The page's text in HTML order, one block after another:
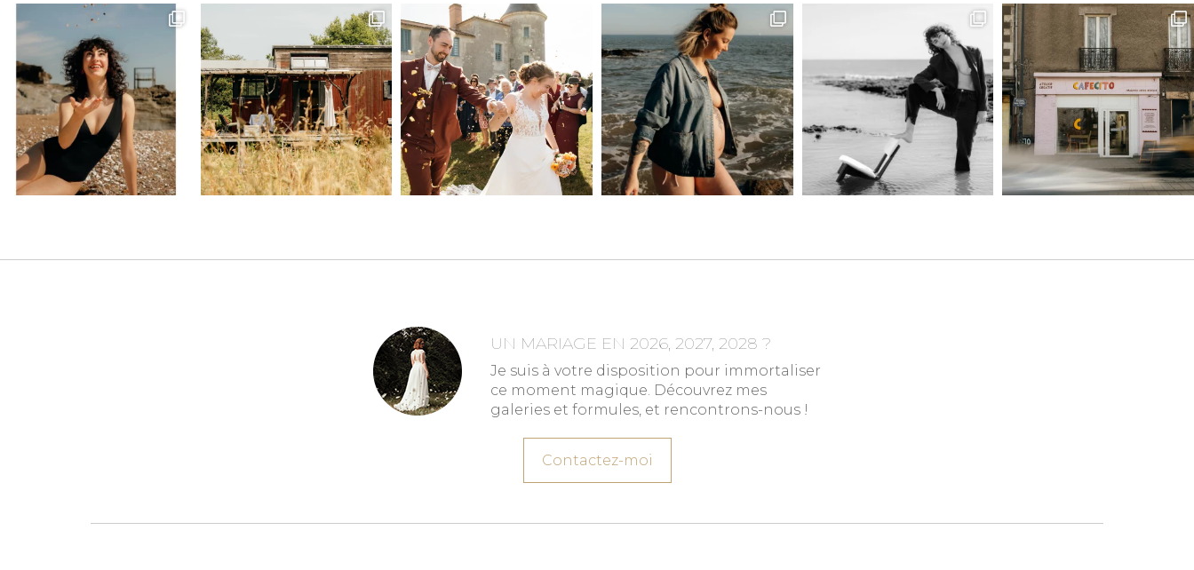
UN MARIAGE EN 2026, 2027, 2028 ?
Je suis à votre disposition pour immortaliser
ce moment magique. Découvrez mes
galeries et formules, et rencontrons-nous !
Contactez-moi